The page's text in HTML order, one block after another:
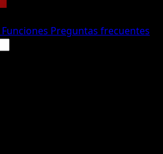
Funciones Preguntas frecuentes